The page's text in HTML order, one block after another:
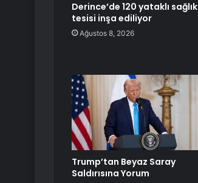
Derince’de 120 yataklı sağlık
tesisi inşa ediliyor
Ağustos 8, 2026
Trump’tan Beyaz Saray
Saldırısına Yorum